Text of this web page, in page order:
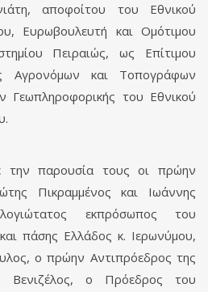
αποφοίτου του Εθνικού
Ευρωβουλευτή και Ομότιμου
Πειραιώς, ως Επίτιμου
Αγρονόμων και Τοπογράφων
Γεωπληροφορικής του Εθνικού
την παρουσία τους οι πρώην
Πικραμμένος και Ιωάννης
εκπρόσωπος του
πάσης Ελλάδος κ. Ιερωνύμου,
ο πρώην Αντιπρόεδρος της
Βενιζέλος, ο Πρόεδρος του